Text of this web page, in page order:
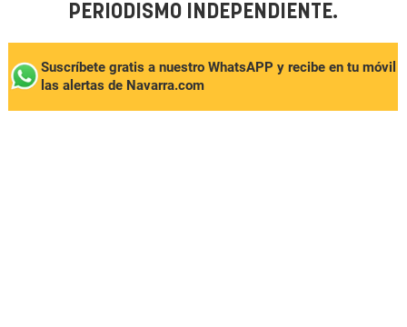
PERIODISMO INDEPENDIENTE.
Suscríbete gratis a nuestro WhatsAPP y recibe en tu móvil
las alertas de Navarra.com